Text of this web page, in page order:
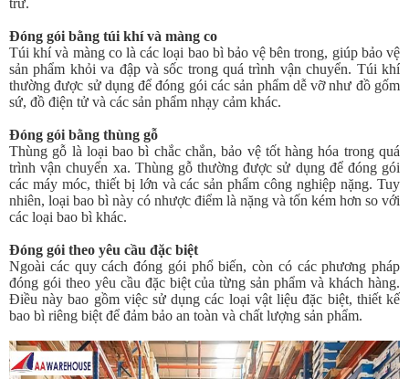
trữ.
Đóng gói bằng túi khí và màng co
Túi khí và màng co là các loại bao bì bảo vệ bên trong, giúp bảo vệ
sản phẩm khỏi va đập và sốc trong quá trình vận chuyển. Túi khí
thường được sử dụng để đóng gói các sản phẩm dễ vỡ như đồ gốm
sứ, đồ điện tử và các sản phẩm nhạy cảm khác.
Đóng gói bằng thùng gỗ
Thùng gỗ là loại bao bì chắc chắn, bảo vệ tốt hàng hóa trong quá
trình vận chuyển xa. Thùng gỗ thường được sử dụng để đóng gói
các máy móc, thiết bị lớn và các sản phẩm công nghiệp nặng. Tuy
nhiên, loại bao bì này có nhược điểm là nặng và tốn kém hơn so với
các loại bao bì khác.
Đóng gói theo yêu cầu đặc biệt
Ngoài các quy cách đóng gói phổ biến, còn có các phương pháp
đóng gói theo yêu cầu đặc biệt của từng sản phẩm và khách hàng.
Điều này bao gồm việc sử dụng các loại vật liệu đặc biệt, thiết kế
bao bì riêng biệt để đảm bảo an toàn và chất lượng sản phẩm.